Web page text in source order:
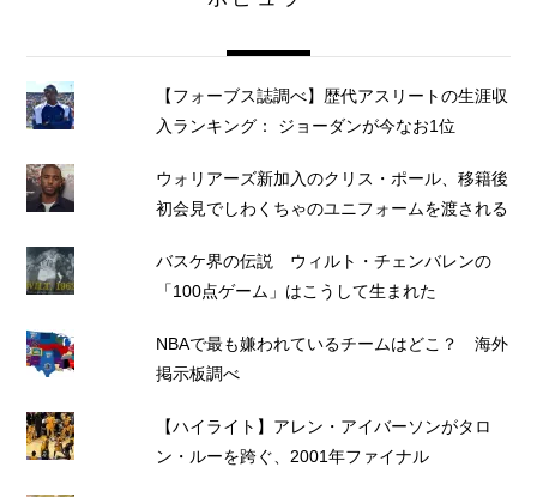
【フォーブス誌調べ】歴代アスリートの生涯収
入ランキング： ジョーダンが今なお1位
ウォリアーズ新加入のクリス・ポール、移籍後
初会見でしわくちゃのユニフォームを渡される
バスケ界の伝説 ウィルト・チェンバレンの
「100点ゲーム」はこうして生まれた
NBAで最も嫌われているチームはどこ？ 海外
掲示板調べ
【ハイライト】アレン・アイバーソンがタロ
ン・ルーを跨ぐ、2001年ファイナル